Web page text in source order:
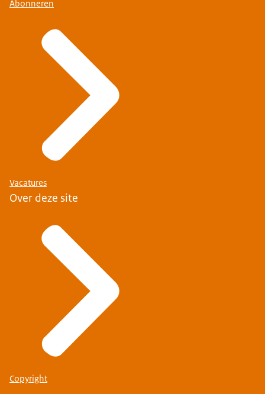
Abonneren
Vacatures
Over deze site
Copyright